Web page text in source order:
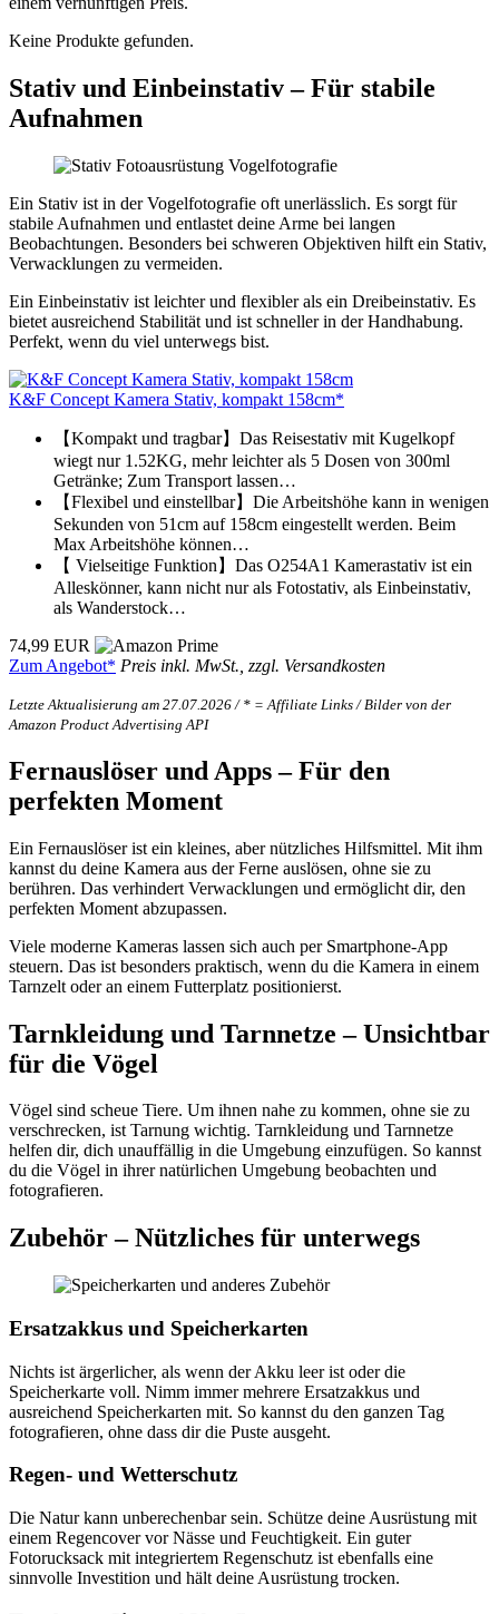
Keine Produkte gefunden.
Stativ und Einbeinstativ – Für stabile
Aufnahmen
Ein Stativ ist in der Vogelfotografie oft unerlässlich. Es sorgt für
stabile Aufnahmen und entlastet deine Arme bei langen
Beobachtungen. Besonders bei schweren Objektiven hilft ein Stativ,
Verwacklungen zu vermeiden.
Ein Einbeinstativ ist leichter und flexibler als ein Dreibeinstativ. Es
bietet ausreichend Stabilität und ist schneller in der Handhabung.
Perfekt, wenn du viel unterwegs bist.
K&F Concept Kamera Stativ, kompakt 158cm*
【Kompakt und tragbar】Das Reisestativ mit Kugelkopf
wiegt nur 1.52KG, mehr leichter als 5 Dosen von 300ml
Getränke; Zum Transport lassen…
【Flexibel und einstellbar】Die Arbeitshöhe kann in wenigen
Sekunden von 51cm auf 158cm eingestellt werden. Beim
Max Arbeitshöhe können…
【 Vielseitige Funktion】Das O254A1 Kamerastativ ist ein
Alleskönner, kann nicht nur als Fotostativ, als Einbeinstativ,
als Wanderstock…
74,99 EUR
Zum Angebot* Preis inkl. MwSt., zzgl. Versandkosten
Letzte Aktualisierung am 27.07.2026 / * = Affiliate Links / Bilder von der
Amazon Product Advertising API
Fernauslöser und Apps – Für den
perfekten Moment
Ein Fernauslöser ist ein kleines, aber nützliches Hilfsmittel. Mit ihm
kannst du deine Kamera aus der Ferne auslösen, ohne sie zu
berühren. Das verhindert Verwacklungen und ermöglicht dir, den
perfekten Moment abzupassen.
Viele moderne Kameras lassen sich auch per Smartphone-App
steuern. Das ist besonders praktisch, wenn du die Kamera in einem
Tarnzelt oder an einem Futterplatz positionierst.
Tarnkleidung und Tarnnetze – Unsichtbar
für die Vögel
Vögel sind scheue Tiere. Um ihnen nahe zu kommen, ohne sie zu
verschrecken, ist Tarnung wichtig. Tarnkleidung und Tarnnetze
helfen dir, dich unauffällig in die Umgebung einzufügen. So kannst
du die Vögel in ihrer natürlichen Umgebung beobachten und
fotografieren.
Zubehör – Nützliches für unterwegs
Ersatzakkus und Speicherkarten
Nichts ist ärgerlicher, als wenn der Akku leer ist oder die
Speicherkarte voll. Nimm immer mehrere Ersatzakkus und
ausreichend Speicherkarten mit. So kannst du den ganzen Tag
fotografieren, ohne dass dir die Puste ausgeht.
Regen- und Wetterschutz
Die Natur kann unberechenbar sein. Schütze deine Ausrüstung mit
einem Regencover vor Nässe und Feuchtigkeit. Ein guter
Fotorucksack mit integriertem Regenschutz ist ebenfalls eine
sinnvolle Investition und hält deine Ausrüstung trocken.